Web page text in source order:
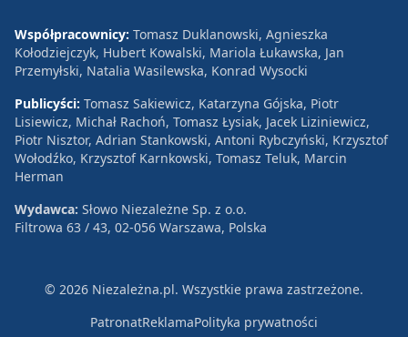
Współpracownicy: Tomasz Duklanowski, Agnieszka
Kołodziejczyk, Hubert Kowalski, Mariola Łukawska, Jan
Przemyłski, Natalia Wasilewska, Konrad Wysocki
Publicyści: Tomasz Sakiewicz, Katarzyna Gójska, Piotr
Lisiewicz, Michał Rachoń, Tomasz Łysiak, Jacek Liziniewicz,
Piotr Nisztor, Adrian Stankowski, Antoni Rybczyński, Krzysztof
Wołodźko, Krzysztof Karnkowski, Tomasz Teluk, Marcin
Herman
Wydawca: Słowo Niezależne Sp. z o.o.
Filtrowa 63 / 43, 02-056 Warszawa, Polska
© 2026 Niezależna.pl. Wszystkie prawa zastrzeżone.
PatronatReklamaPolityka prywatności